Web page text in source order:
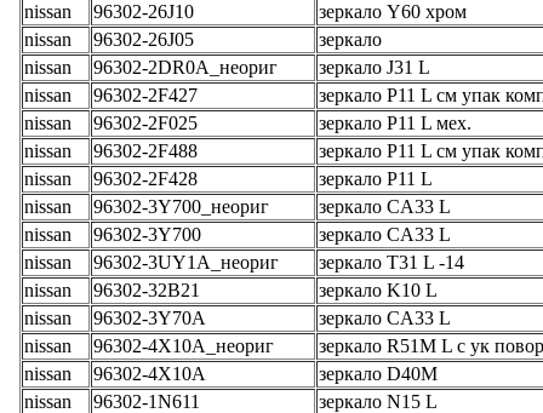
nissan
96302-26J10
зеркало Y60 хром
nissan
96302-26J05
зеркало
nissan
96302-2DR0A_неориг
зеркало J31 L
nissan
96302-2F427
зеркало P11 L см упак
nissan
96302-2F025
зеркало P11 L мех.
nissan
96302-2F488
зеркало P11 L см упак
nissan
96302-2F428
зеркало P11 L
nissan
96302-3Y700_неориг
зеркало CA33 L
nissan
96302-3Y700
зеркало CA33 L
nissan
96302-3UY1A_неориг
зеркало T31 L -14
nissan
96302-32B21
зеркало K10 L
nissan
96302-3Y70A
зеркало CA33 L
nissan
96302-4X10A_неориг
зеркало R51M L с ук
nissan
96302-4X10A
зеркало D40M
nissan
96302-1N611
зеркало N15 L